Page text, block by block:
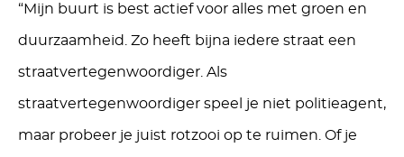
“Mijn buurt is best actief voor alles met groen en
duurzaamheid. Zo heeft bijna iedere straat een
straatvertegenwoordiger. Als
straatvertegenwoordiger speel je niet politieagent,
maar probeer je juist rotzooi op te ruimen. Of je